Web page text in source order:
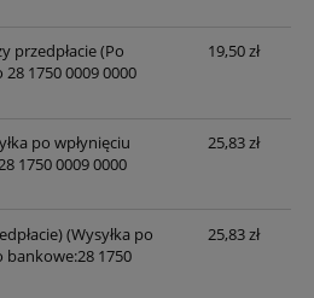
przedpłacie(Po
1750 0009 0000
19,50 zł
po wpłynięciu
1750 0009 0000
25,83 zł
(Wysyłka po
1750
25,83 zł